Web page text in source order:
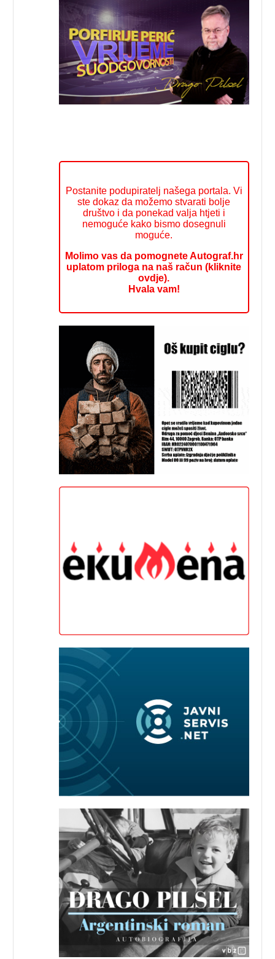
Postanite podupiratelj našega portala. Vi
ste dokaz da možemo stvarati bolje
društvo i da ponekad valja htjeti i
nemoguće kako bismo dosegnuli
moguće.
Molimo vas da pomognete Autograf.hr
uplatom priloga na naš račun (kliknite
ovdje).
Hvala vam!